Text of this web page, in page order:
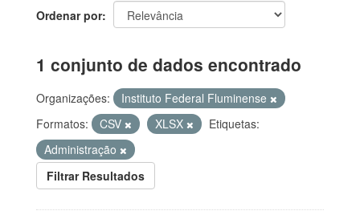
Ordenar por
1 conjunto de dados encontrado
Organizações:
Instituto Federal Fluminense
Formatos:
CSV XLSX
Etiquetas:
Administração
Filtrar Resultados